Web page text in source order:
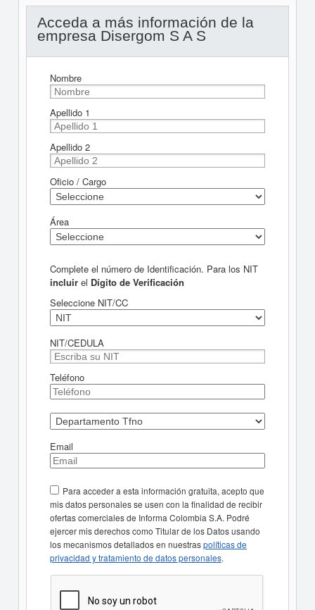
Acceda a más información de la
empresa Disergom S A S
Nombre
Apellido 1
Apellido 2
Oficio / Cargo
Área
Complete el número de Identificación. Para los NIT
incluirel Dígito de Verificación
Seleccione NIT/CC
NIT/CEDULA
Teléfono
Email
Para acceder a esta información gratuita, acepto que
mis datos personales se usen con la finalidad de recibir
ofertas comerciales de Informa Colombia S.A. Podré
ejercer mis derechos como Titular de los Datos usando
los mecanismos detallados en nuestraspolíticas de
privacidad y tratamiento de datos personales.